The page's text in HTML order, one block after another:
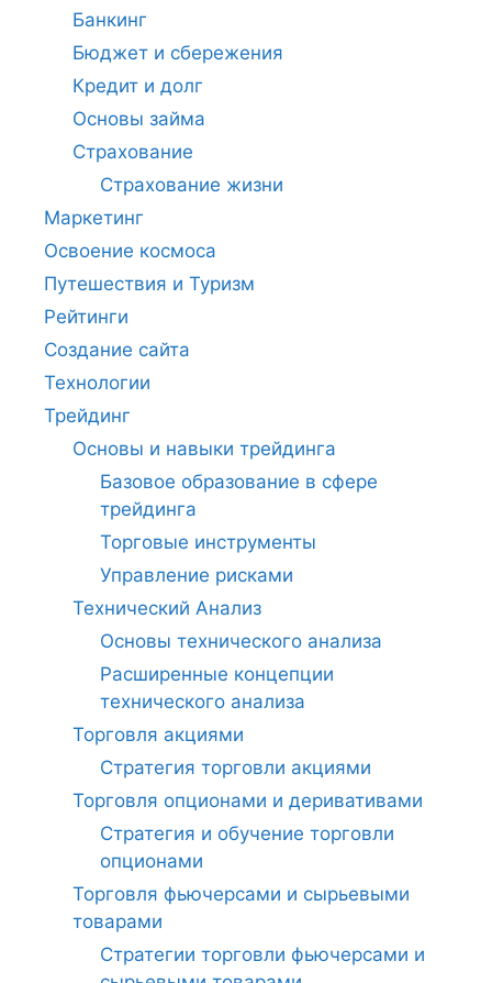
Банкинг
Бюджет и сбережения
Кредит и долг
Основы займа
Страхование
Страхование жизни
Маркетинг
Освоение космоса
Путешествия и Туризм
Рейтинги
Создание сайта
Технологии
Трейдинг
Основы и навыки трейдинга
Базовое образование в сфере
трейдинга
Торговые инструменты
Управление рисками
Технический Анализ
Основы технического анализа
Расширенные концепции
технического анализа
Торговля акциями
Стратегия торговли акциями
Торговля опционами и деривативами
Стратегия и обучение торговли
опционами
Торговля фьючерсами и сырьевыми
товарами
Стратегии торговли фьючерсами и